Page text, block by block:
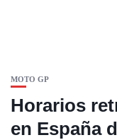
MOTO GP
Horarios
en España